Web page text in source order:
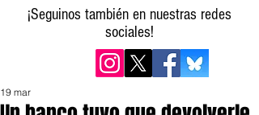
¡Seguinos también en nuestras redes
sociales!
19 mar